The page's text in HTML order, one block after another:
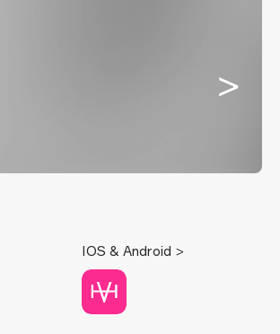
IOS & Android >